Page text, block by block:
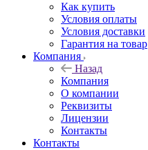
Как купить
Условия оплаты
Условия доставки
Гарантия на товар
Компания
Назад
Компания
О компании
Реквизиты
Лицензии
Контакты
Контакты